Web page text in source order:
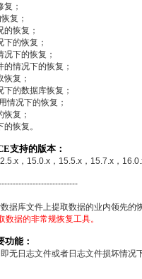
；
复；
恢复；
的恢复；
下的恢复；
情况下的恢复；
复；
的数据库恢复；
情况下的恢复；
复；
恢复。
支持的版本：
，15.0.x，15.5.x，15.7.x，
据库文件上提取数据的业内领先的
据的非常规恢复工具。
功能：
无日志文件或者日志文件损坏情况